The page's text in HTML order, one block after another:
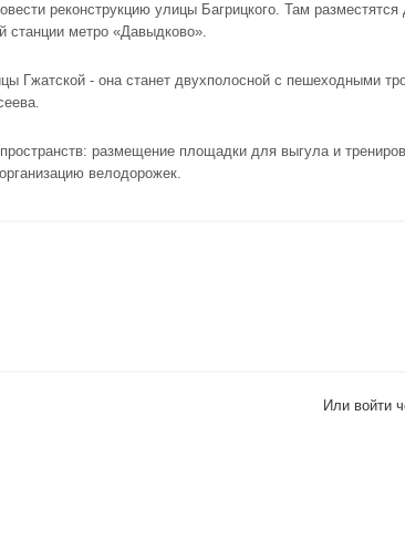
реконструкцию улицы Багрицкого. Там разместятся
станции метро «Давыдково».
Гжатской - она станет двухполосной с пешеходными
размещение площадки для выгула и
велодорожек.
Или войти